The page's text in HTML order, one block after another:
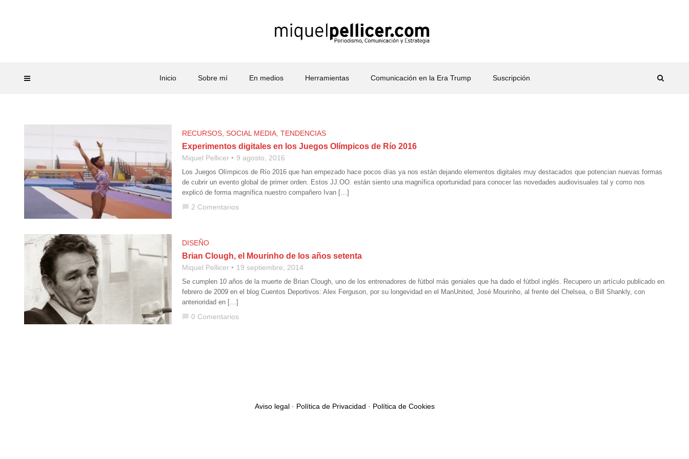
Inicio Sobre mí En medios Herramientas Comunicación en la Era Trump Suscripción
RECURSOS SOCIAL MEDIA TENDENCIAS
Experimentos digitales en los Juegos Olímpicos de Río 2016
Miquel Pellicer 9 agosto, 2016
Los Juegos Olímpicos de Río 2016 que han empezado hace pocos días ya nos están dejando elementos digitales muy destacados que potencian nuevas formas
de cubrir un evento global de primer orden. Estos JJ.OO. están siento una magnífica oportunidad para conocer las novedades audiovisuales tal y como nos
explicó de forma magnífica nuestro compañero Ivan […]
chat_bubble 2 Comentarios
DISEÑO
Brian Clough, el Mourinho de los años setenta
Miquel Pellicer 19 septiembre, 2014
Se cumplen 10 años de la muerte de Brian Clough, uno de los entrenadores de fútbol más geniales que ha dado el fútbol inglés. Recupero un artículo publicado en
febrero de 2009 en el blog Cuentos Deportivos: Alex Ferguson, por su longevidad en el ManUnited, José Mourinho, al frente del Chelsea, o Bill Shankly, con
anterioridad en […]
chat_bubble 0 Comentarios
Aviso legal· Política de Privacidad · Política de Cookies